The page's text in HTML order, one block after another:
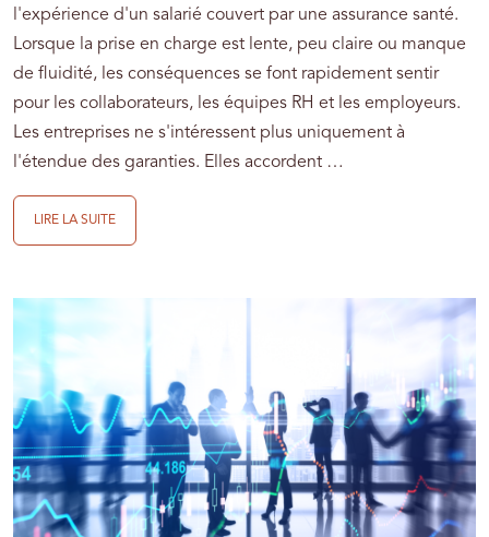
l'expérience d'un salarié couvert par une assurance santé.
Lorsque la prise en charge est lente, peu claire ou manque
de fluidité, les conséquences se font rapidement sentir
pour les collaborateurs, les équipes RH et les employeurs.
Les entreprises ne s'intéressent plus uniquement à
l'étendue des garanties. Elles accordent …
LIRE LA SUITE